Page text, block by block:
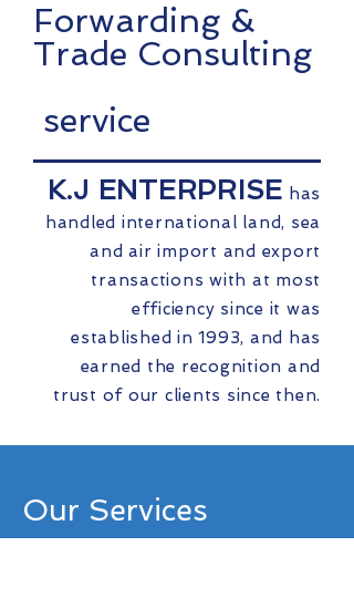
Forwarding &
Trade Consulting
service
K.J ENTERPRISE has
handled international land, sea
and air import and export
transactions with at most
efficiency since it was
established in 1993, and has
earned the recognition and
trust of our clients since then.
Our Services